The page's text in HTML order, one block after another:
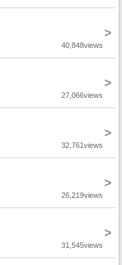
>
40,848views
>
27,066views
>
32,761views
>
26,219views
>
31,545views